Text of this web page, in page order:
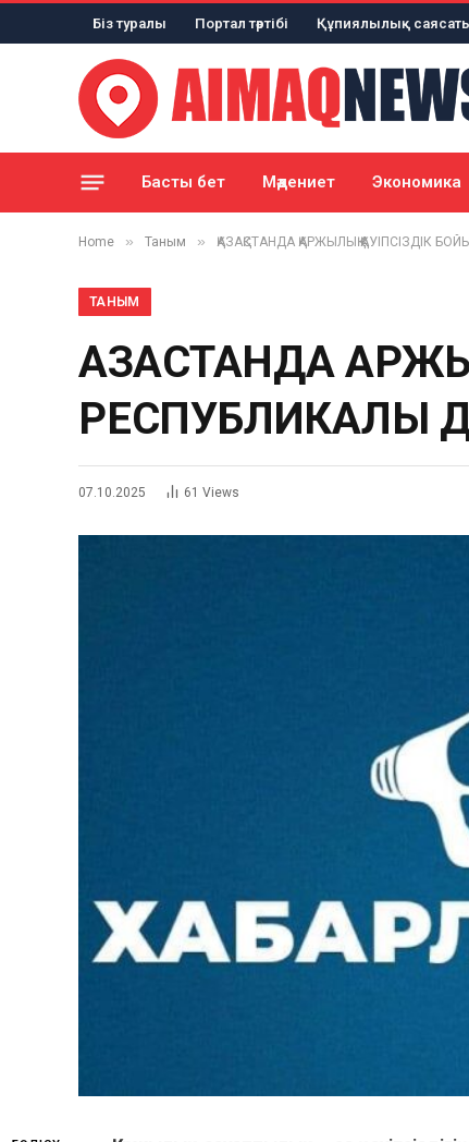
Біз туралы Портал тәртібі Құпиялылық
Басты бет Мәдениет Экономика
Home » Таным » ҚАЗАҚСТАНДА ҚАРЖЫЛЫҚ ҚАУІПСІЗДІК
ТАНЫМ
ҚАЗАҚСТАНДА
РЕСПУБЛИКАЛЫҚ
07.10.2025 61 Views